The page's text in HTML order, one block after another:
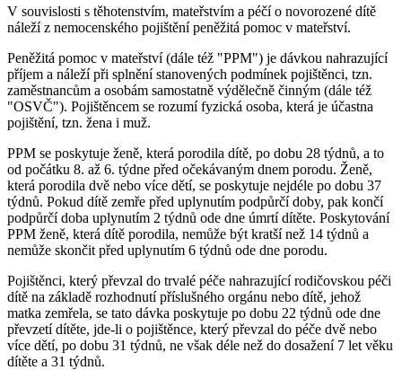
V souvislosti s těhotenstvím, mateřstvím a péčí o novorozené dítě
náleží z nemocenského pojištění peněžitá pomoc v mateřství.
Peněžitá pomoc v mateřství (dále též "PPM") je dávkou nahrazující
příjem a náleží při splnění stanovených podmínek pojištěnci, tzn.
zaměstnancům a osobám samostatně výdělečně činným (dále též
"OSVČ"). Pojištěncem se rozumí fyzická osoba, která je účastna
pojištění, tzn. žena i muž.
PPM se poskytuje ženě, která porodila dítě, po dobu 28 týdnů, a to
od počátku 8. až 6. týdne před očekávaným dnem porodu. Ženě,
která porodila dvě nebo více dětí, se poskytuje nejdéle po dobu 37
týdnů. Pokud dítě zemře před uplynutím podpůrčí doby, pak končí
podpůrčí doba uplynutím 2 týdnů ode dne úmrtí dítěte. Poskytování
PPM ženě, která dítě porodila, nemůže být kratší než 14 týdnů a
nemůže skončit před uplynutím 6 týdnů ode dne porodu.
Pojištěnci, který převzal do trvalé péče nahrazující rodičovskou péči
dítě na základě rozhodnutí příslušného orgánu nebo dítě, jehož
matka zemřela, se tato dávka poskytuje po dobu 22 týdnů ode dne
převzetí dítěte, jde-li o pojištěnce, který převzal do péče dvě nebo
více dětí, po dobu 31 týdnů, ne však déle než do dosažení 7 let věku
dítěte a 31 týdnů.